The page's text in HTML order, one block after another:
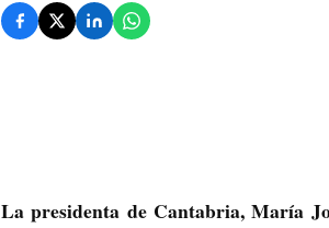
La presidenta de Cantabria, María